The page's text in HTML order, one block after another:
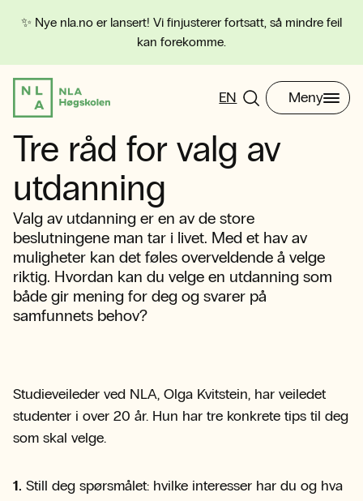
✨ Nye nla.no er lansert! Vi finjusterer fortsatt, så mindre feil
kan forekomme.
EN Meny
Tre råd for valg av
utdanning
Valg av utdanning er en av de store
beslutningene man tar i livet. Med et hav av
muligheter kan det føles overveldende å velge
riktig. Hvordan kan du velge en utdanning som
både gir mening for deg og svarer på
samfunnets behov?
Studieveileder ved NLA, Olga Kvitstein, har veiledet
studenter i over 20 år. Hun har tre konkrete tips til deg
som skal velge.
1. Still deg spørsmålet: hvilke interesser har du og hva